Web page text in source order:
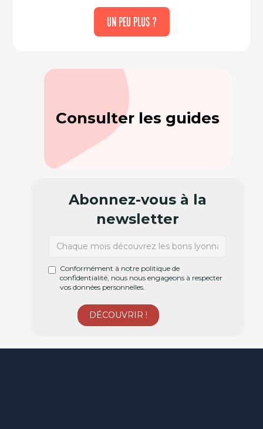
UN PEU PLUS ?
Consulter les guides
Abonnez-vous à la
newsletter
Conformément à notre politique de
confidentialité, nous nous engageons à respecter
vos données personnelles.